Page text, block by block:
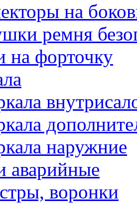
на
ремня
на форточку
наружние
аварийные
воронки